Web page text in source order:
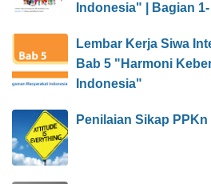
Indonesia" | Bagian
Lembar Kerja Siwa
Bab 5 "Harmoni
Indonesia"
Penilaian Sikap